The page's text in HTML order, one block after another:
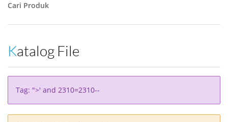
Cari Produk
Katalog File
Tag: ">' and 2310=2310--